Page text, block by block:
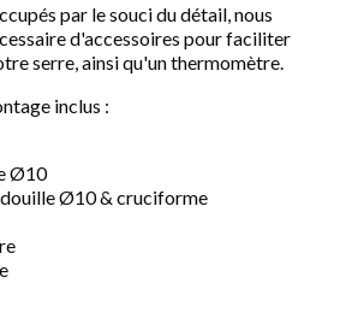
par le souci du détail, nous
d'accessoires pour faciliter
serre, ainsi qu'un thermomètre.
inclus :
Ø10
douille Ø10 & cruciforme